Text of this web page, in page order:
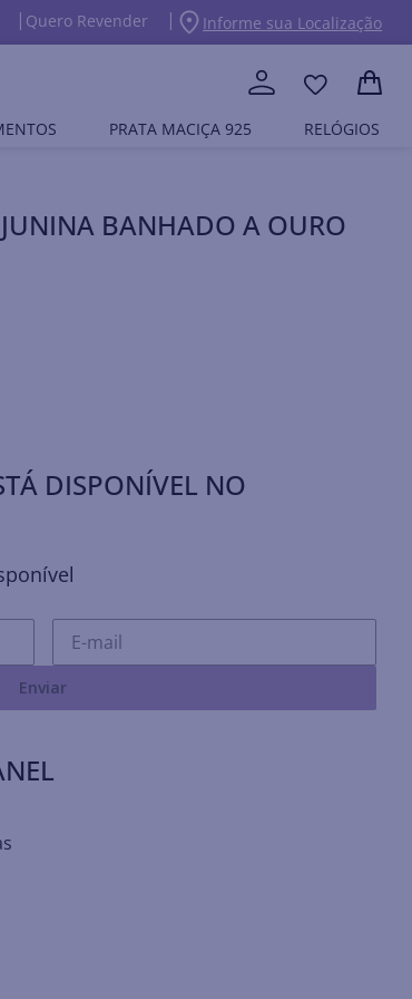
Quero Revender Informe sua Localização
PRATA MACIÇA 925 RELÓGIOS
BANHADO A OURO
DISPONÍVEL NO
Enviar